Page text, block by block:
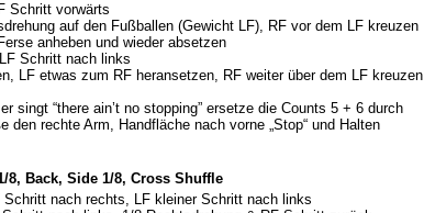
Schritt vorwärts
auf den Fußballen (Gewicht LF), RF vor dem LF kreuzen
anheben und wieder absetzen
Schritt nach links
LF etwas zum RF heransetzen, RF weiter über dem LF kreuzen
singt “there ain’t no stopping” ersetze die Counts 5 + 6 durch
den rechte Arm, Handfläche nach vorne „Stop“ und Halten
8, Back, Side 1/8, Cross Shuffle
Schritt nach rechts, LF kleiner Schritt nach links